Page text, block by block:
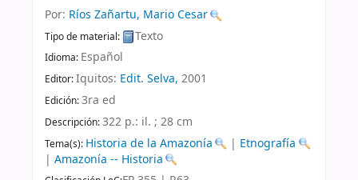
Por: Ríos Zañartu, Mario Cesar
Tipo de material: Texto
Idioma: Español
Editor:Iquitos: Edit. Selva, 2001
Edición:3ra ed
Descripción:322 p.: il. ; 28 cm
Tema(s): Historia de la Amazonía | Etnografía
| Amazonía -- Historia